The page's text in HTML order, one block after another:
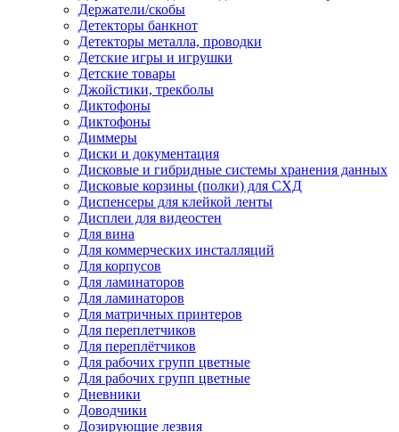
Держатели/скобы
Детекторы банкнот
Детекторы металла, проводки
Детские игры и игрушки
Детские товары
Джойстики, трекболы
Диктофоны
Диктофоны
Диммеры
Диски и документация
Дисковые и гибридные системы хранения данных
Дисковые корзины (полки) для СХД
Диспенсеры для клейкой ленты
Дисплеи для видеостен
Для вина
Для коммерческих инсталляций
Для корпусов
Для ламинаторов
Для ламинаторов
Для матричных принтеров
Для переплетчиков
Для переплётчиков
Для рабочих групп цветные
Для рабочих групп цветные
Дневники
Доводчики
Дозирующие лезвия